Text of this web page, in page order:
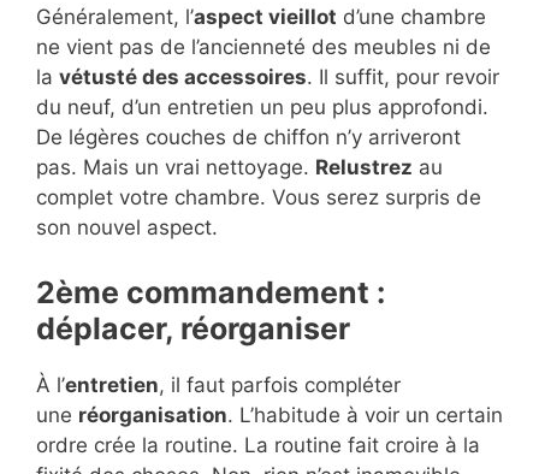
Généralement, l’aspect vieillot d’une chambre
ne vient pas de l’ancienneté des meubles ni de
la vétusté des accessoires. Il suffit, pour revoir
du neuf, d’un entretien un peu plus approfondi.
De légères couches de chiffon n’y arriveront
pas. Mais un vrai nettoyage. Relustrez au
complet votre chambre. Vous serez surpris de
son nouvel aspect.
2ème commandement :
déplacer, réorganiser
À l’entretien, il faut parfois compléter
une réorganisation. L’habitude à voir un certain
ordre crée la routine. La routine fait croire à la